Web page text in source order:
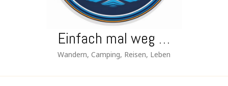
Einfach mal weg …
Wandern, Camping, Reisen, Leben